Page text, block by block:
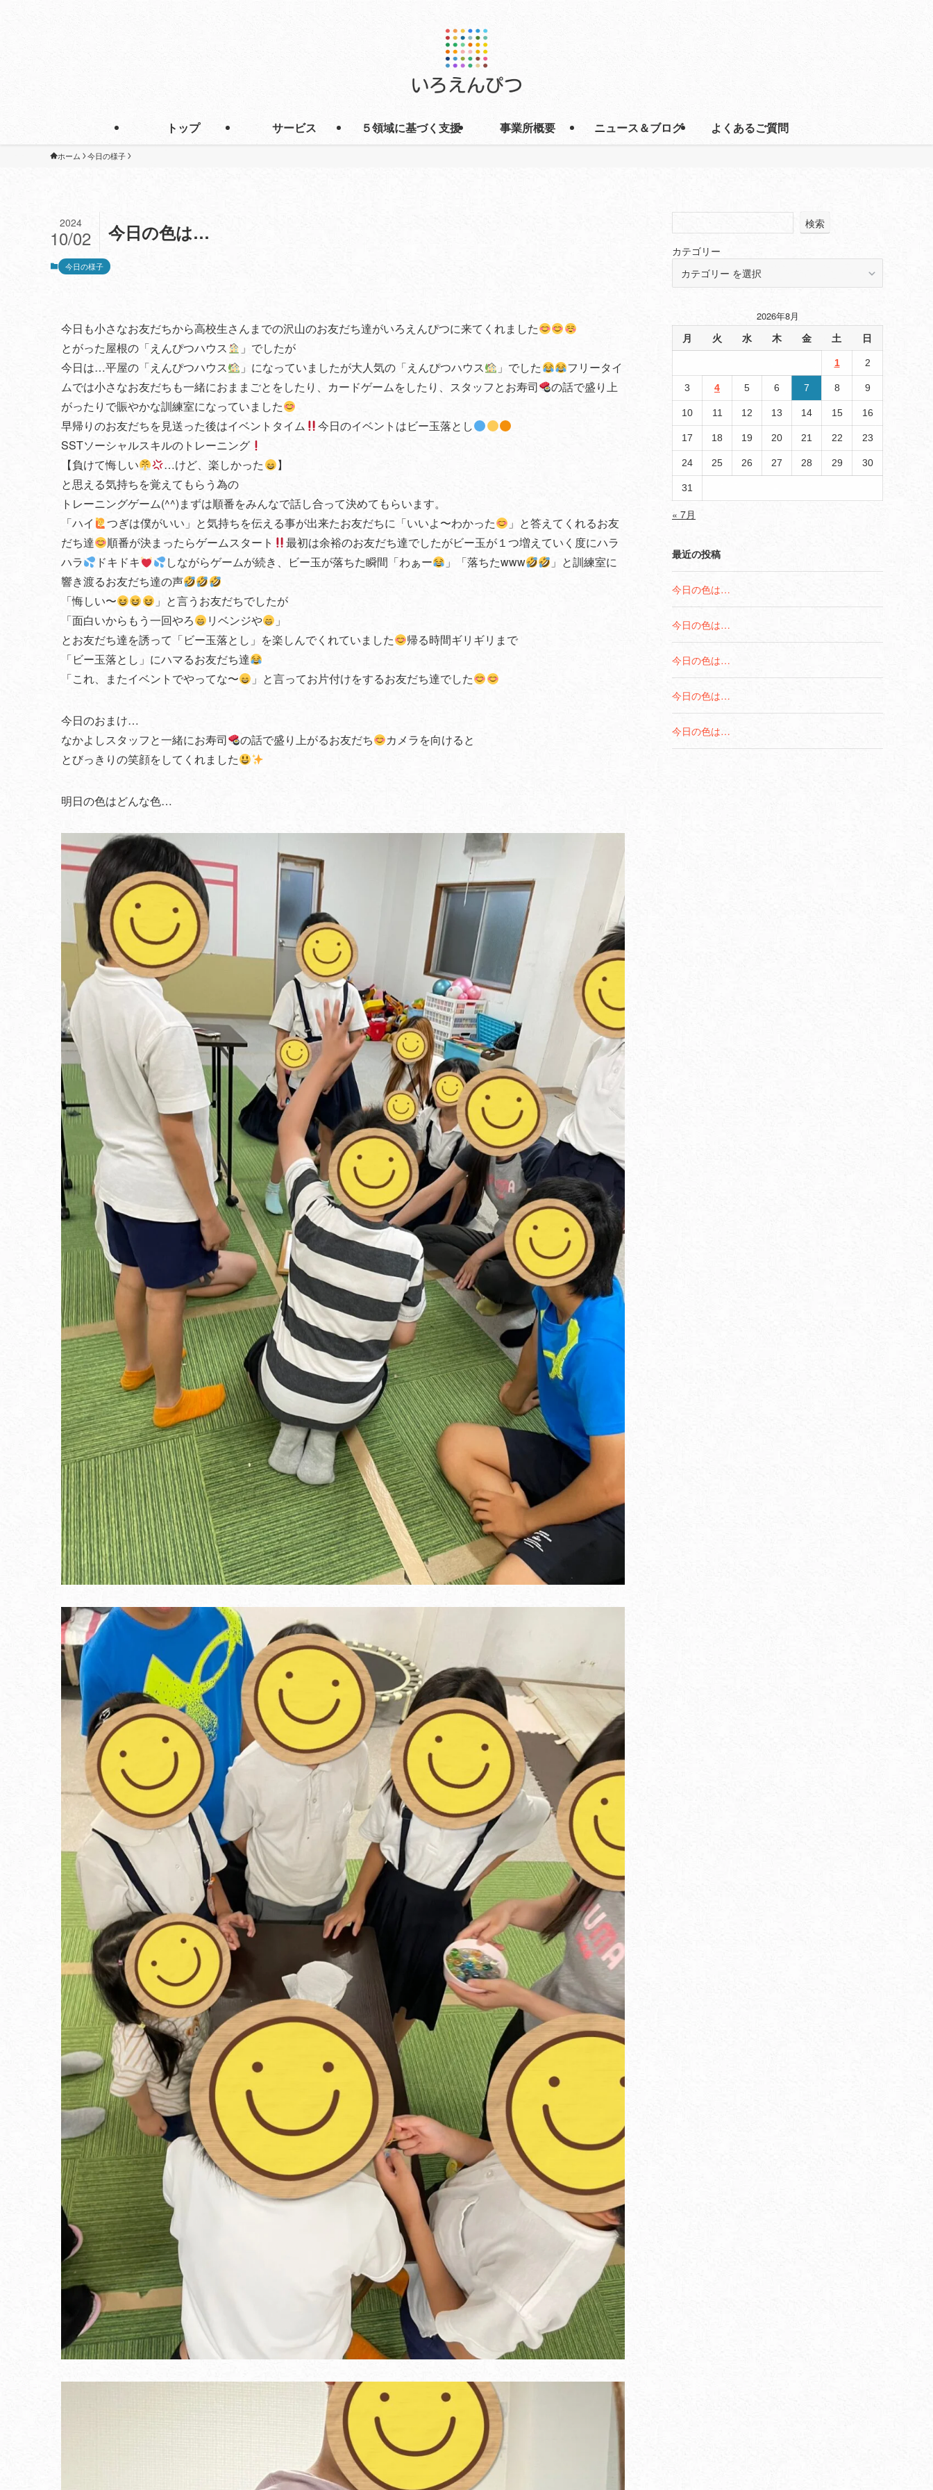
トップ サービス ５領域に基づく支援 事業所概要 ニュース＆ブログ よくあるご質問
ホーム 今日の様子
今日の色は…
2024
10/02
今日の様子
今日も小さなお友だちから高校生さんまでの沢山のお友だち達がいろえんぴつに来てくれました
とがった屋根の「えんぴつハウス
」でしたが
今日は…平屋の「えんぴつハウス
」になっていましたが大人気の「えんぴつハウス 」でした
フリータイ
ムでは小さなお友だちも一緒におままごとをしたり、カードゲームをしたり、スタッフとお寿司
の話で盛り上
がったりで賑やかな訓練室になっていました
早帰りのお友だちを見送った後はイベントタイム
今日のイベントはビー玉落とし
SSTソーシャルスキルのトレーニング
【負けて悔しい
…けど、楽しかった
】
と思える気持ちを覚えてもらう為の
トレーニングゲーム(^^)まずは順番をみんなで話し合って決めてもらいます。
「ハイ
つぎは僕がいい」と気持ちを伝える事が出来たお友だちに「いいよ〜わかった
」と答えてくれるお友
だち達
順番が決まったらゲームスタート
最初は余裕のお友だち達でしたがビー玉が１つ増えていく度にハラ
ハラ
ドキドキ しながらゲームが続き、ビー玉が落ちた瞬間「わぁー 」「落ちたwww
」と訓練室に
響き渡るお友だち達の声
「悔しい〜
」と言うお友だちでしたが
「面白いからもう一回やろ
リベンジや
」
とお友だち達を誘って「ビー玉落とし」を楽しんでくれていました
帰る時間ギリギリまで
「ビー玉落とし」にハマるお友だち達
「これ、またイベントでやってな〜
」と言ってお片付けをするお友だち達でした
今日のおまけ…
なかよしスタッフと一緒にお寿司
の話で盛り上がるお友だち
カメラを向けると
とびっきりの笑顔をしてくれました
明日の色はどんな色…
検索
カテゴリー
2026年8月
月 火 水 木 金 土 日
1 2
3 4 5 6 7 8 9
10 11 12 13 14 15 16
17 18 19 20 21 22 23
24 25 26 27 28 29 30
31
« 7月
最近の投稿
今日の色は…
今日の色は…
今日の色は…
今日の色は…
今日の色は…